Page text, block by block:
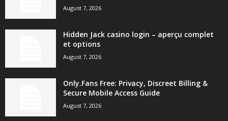
August 7, 2026
Hidden Jack casino login – aperçu complet
et options
August 7, 2026
Only.Fans Free: Privacy, Discreet Billing &
Secure Mobile Access Guide
August 7, 2026